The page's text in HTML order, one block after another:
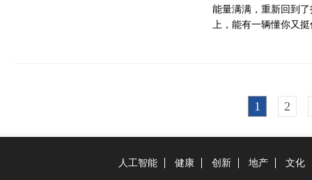
能量满满，重新回到
上，能有一辆懂你又
1 2
人工智能 健康 创新 地产 文化